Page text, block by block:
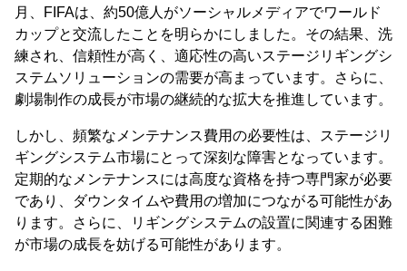
月、FIFAは、約50億人がソーシャルメディアでワールド
カップと交流したことを明らかにしました。その結果、洗
練され、信頼性が高く、適応性の高いステージリギングシ
ステムソリューションの需要が高まっています。さらに、
劇場制作の成長が市場の継続的な拡大を推進しています。
しかし、頻繁なメンテナンス費用の必要性は、ステージリ
ギングシステム市場にとって深刻な障害となっています。
定期的なメンテナンスには高度な資格を持つ専門家が必要
であり、ダウンタイムや費用の増加につながる可能性があ
ります。さらに、リギングシステムの設置に関連する困難
が市場の成長を妨げる可能性があります。